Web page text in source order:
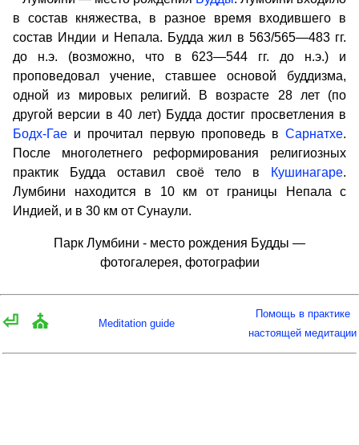
в состав княжества, в разное время входившего в
состав Индии и Непала. Будда жил в 563/565—483 гг.
до н.э. (возможно, что в 623—544 гг. до н.э.) и
проповедовал учение, ставшее основой буддизма,
одной из мировых религий. В возрасте 28 лет (по
другой версии в 40 лет) Будда достиг просветления в
Бодх-Гае и прочитал первую проповедь в Сарнатхе.
После многолетнего реформирования религиозных
практик Будда оставил своё тело в
Кушинагаре.
Лумбини находится в 10 км от границы Непала с
Индией, и в 30 км от Сунаули.
Парк Лумбини - место рождения Будды —
фотогалерея, фотографии
⏎ ⛪ Meditation guide
Помощь в практике
настоящей медитации